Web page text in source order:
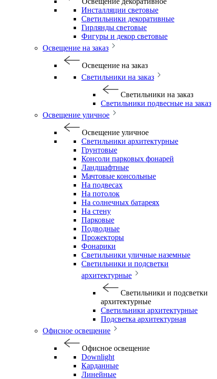
Инсталляции световые
Светильники декоративные
Гирлянды световые
Фигуры и декор световые
Освещение на заказ
Освещение на заказ
Светильники на заказ
Светильники на заказ
Светильники подвесные на заказ
Освещение уличное
Освещение уличное
Светильники архитектурные
Грунтовые
Консоли парковых фонарей
Ландшафтные
Мачтовые консольные
На подвесах
На потолок
На солнечных батареях
На стену
Парковые
Подводные
Прожекторы
Фонарики
Светильники уличные наземные
Светильники и подсветки
архитектурные
Светильники и подсветки
архитектурные
Светильники архитектурные
Подсветка архитектурная
Офисное освещение
Офисное освещение
Downlight
Карданные
Линейные